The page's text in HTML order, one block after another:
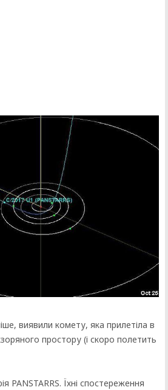
виявили комету, яка прилетіла в
простору (і скоро полетить
PANSTARRS. Їхні спостереження